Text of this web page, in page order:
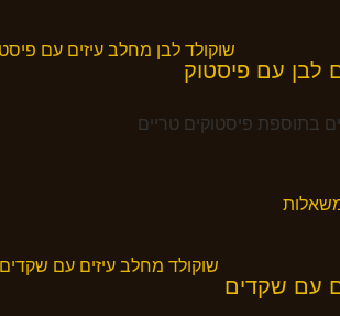
לבן עם פיסטוק
בתוספת פיסטוקים טריים
עם שקדים